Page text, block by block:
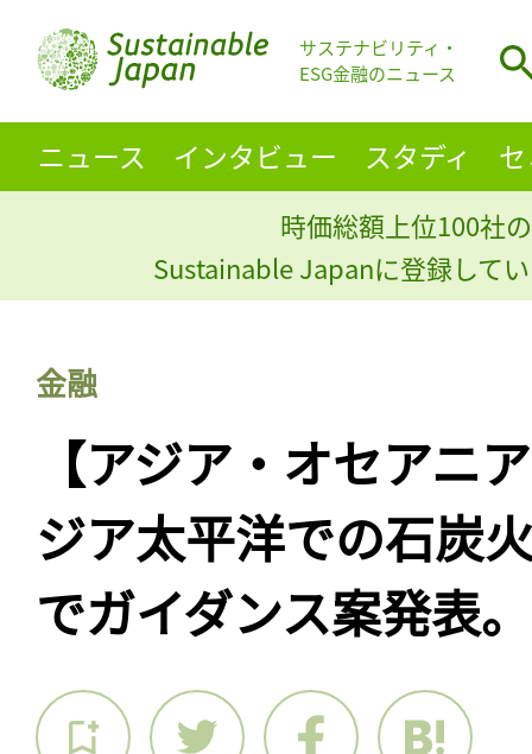
サステナビリティ・
ESG金融のニュース
ニュース インタビュー スタディ
時価総額上位100社
Sustainable Japanに登録して
金融
【アジア・オセアニ
ジア太平洋での石炭
でガイダンス案発表